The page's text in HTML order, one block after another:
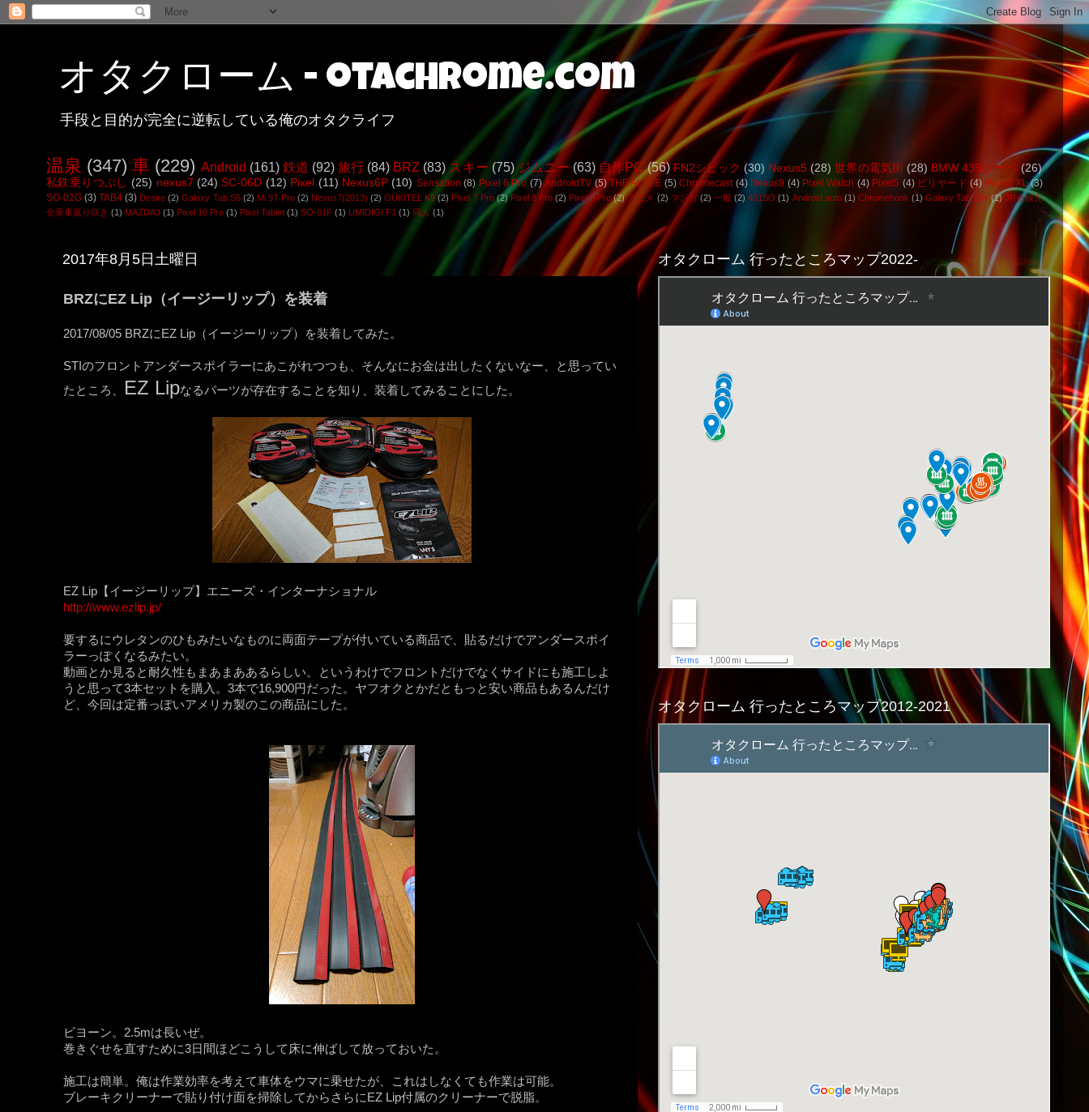
オタクローム - otachrome.com
手段と目的が完全に逆転している俺のオタクライフ
温泉 (347) 車 (229) Android (161) 鉄道 (92) 旅行 (84) BRZ (83) スキー (75) ジムニー (63) 自作PC (56) FN2シビック (30) Nexus5 (28) 世界の電気街 (28) BMW 435iクーペ (26)
私鉄乗りつぶし (25) nexus7 (24) SC-06D (12) Pixel (11) Nexus6P (10) Sensation (8) Pixel 6 Pro (7) AndroidTV (5) THE ALFEE (5) Chromecast (4) Nexus9 (4) Pixel Watch (4) Pixel5 (4) ビリヤード (4) Pixel3 XL (3)
SO-02G (3) TAB4 (3) Desire (2) Galaxy Tab S6 (2) Mi 9T Pro (2) Nexus7(2013) (2) OUKITEL K9 (2) Pixel 7 Pro (2) Pixel 8 Pro (2) Pixel 9 Pro (2) アニメ (2) マンガ (2) 一般 (2) 401SO (1) Android auto (1) Chromebook (1) Galaxy Tab S8+ (1) JR全線完
全乗車返り咲き (1) MAZDA3 (1) Pixel 10 Pro (1) Pixel Tablet (1) SO-01F (1) UMIDIGI F1 (1) 同人 (1)
2017年8月5日土曜日
BRZにEZ Lip（イージーリップ）を装着
2017/08/05 BRZにEZ Lip（イージーリップ）を装着してみた。
STIのフロントアンダースポイラーにあこがれつつも、そんなにお金は出したくないなー、と思ってい
たところ、
EZ Lipなるパーツが存在することを知り、装着してみることにした。
EZ Lip【イージーリップ】エニーズ・インターナショナル
http://www.ezlip.jp/
要するにウレタンのひもみたいなものに両面テープが付いている商品で、貼るだけでアンダースポイ
ラーっぽくなるみたい。
動画とか見ると耐久性もまあまああるらしい。というわけでフロントだけでなくサイドにも施工しよ
うと思って3本セットを購入。3本で16,900円だった。ヤフオクとかだともっと安い商品もあるんだけ
ど、今回は定番っぽいアメリカ製のこの商品にした。
ビヨーン。2.5mは長いぜ。
巻きぐせを直すために3日間ほどこうして床に伸ばして放っておいた。
施工は簡単。俺は作業効率を考えて車体をウマに乗せたが、これはしなくても作業は可能。
ブレーキクリーナーで貼り付け面を掃除してからさらにEZ Lip付属のクリーナーで脱脂。
オタクローム 行ったところマップ2022-
オタクローム 行ったところマップ2012-2021